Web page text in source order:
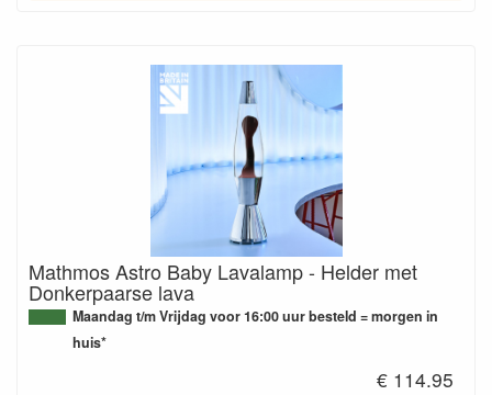
Mathmos Astro Baby Lavalamp - Helder met
Donkerpaarse lava
Maandag t/m Vrijdag voor 16:00 uur besteld = morgen in
huis*
€ 114.95